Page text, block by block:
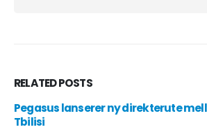
RELATEDPOSTS
Pegasus lanserer ny direkterute
Tbilisi